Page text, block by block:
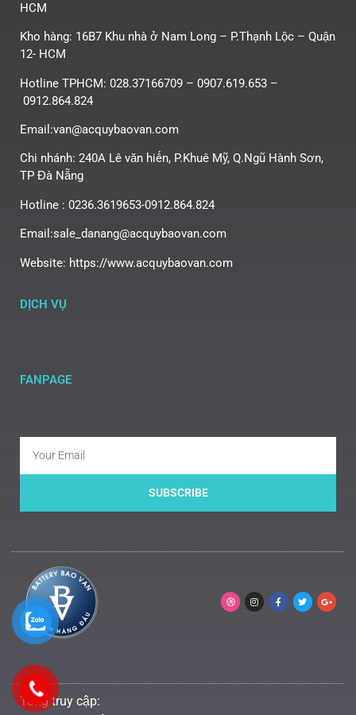
HCM
Kho hàng: 16B7 Khu nhà ở Nam Long – P.Thạnh Lộc – Quận
12- HCM
Hotline TPHCM: 028.37166709 – 0907.619.653 –
0912.864.824
Email:van@acquybaovan.com
Chi nhánh: 240A Lê văn hiến, P.Khuê Mỹ, Q.Ngũ Hành Sơn,
TP Đà Nẵng
Hotline : 0236.3619653-0912.864.824
Email:sale_danang@acquybaovan.com
Website: https://www.acquybaovan.com
DỊCH VỤ
FANPAGE
SUBSCRIBE
Tổng truy cập: